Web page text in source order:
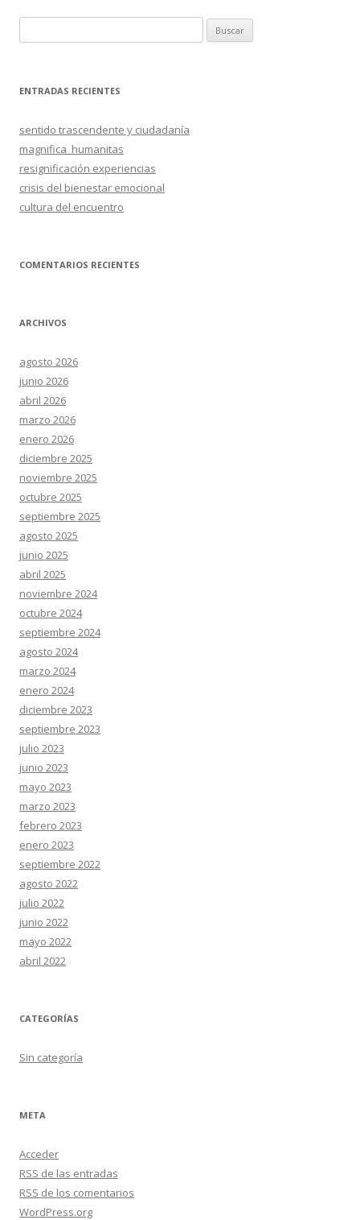
u
ENTRADAS RECIENTES
sentido trascendente y ciudadanía
magnifica_humanitas
resignificación experiencias
crisis del bienestar emocional
cultura del encuentro
COMENTARIOS RECIENTES
ARCHIVOS
agosto 2026
junio 2026
abril 2026
marzo 2026
enero 2026
diciembre 2025
noviembre 2025
octubre 2025
septiembre 2025
agosto 2025
junio 2025
abril 2025
noviembre 2024
octubre 2024
septiembre 2024
agosto 2024
marzo 2024
enero 2024
diciembre 2023
septiembre 2023
julio 2023
junio 2023
mayo 2023
marzo 2023
febrero 2023
enero 2023
septiembre 2022
agosto 2022
julio 2022
junio 2022
mayo 2022
abril 2022
CATEGORÍAS
Sin categoría
META
Acceder
RSS de las entradas
RSS de los comentarios
WordPress.org